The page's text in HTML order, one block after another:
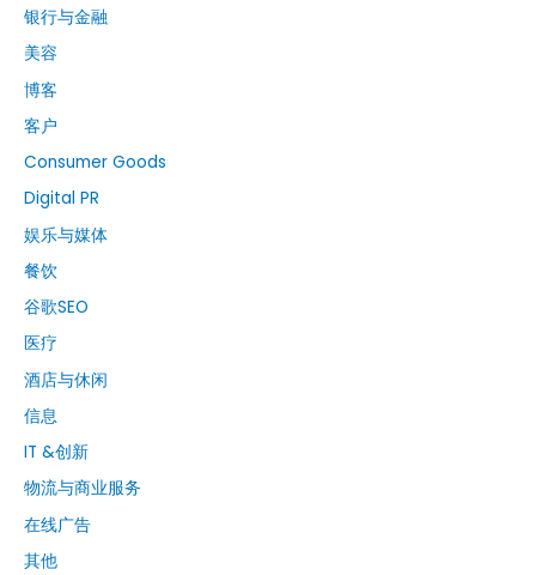
银行与金融
美容
博客
客户
Consumer Goods
Digital PR
娱乐与媒体
餐饮
谷歌SEO
医疗
酒店与休闲
信息
IT &创新
物流与商业服务
在线广告
其他